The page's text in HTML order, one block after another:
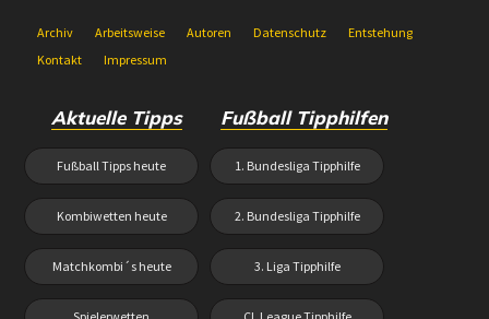
Archiv Arbeitsweise Autoren Datenschutz
Entstehung
Kontakt
Impressum
Aktuelle Tipps
Fußball Tipps heute
Kombiwetten heute
Matchkombi´s heute
Fußball Tipphilfen
1. Bundesliga Tipphilfe
2. Bundesliga Tipphilfe
3. Liga Tipphilfe